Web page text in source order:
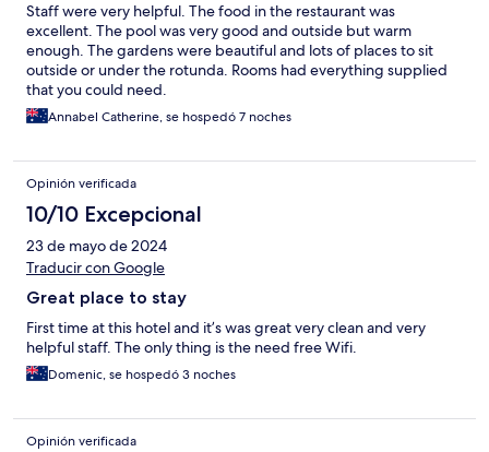
Staff were very helpful. The food in the restaurant was
excellent. The pool was very good and outside but warm
enough. The gardens were beautiful and lots of places to sit
outside or under the rotunda. Rooms had everything supplied
that you could need.
Annabel Catherine, se hospedó 7 noches
Opinión verificada
10/10 Excepcional
23 de mayo de 2024
Traducir con Google
Great place to stay
First time at this hotel and it’s was great very clean and very
helpful staff. The only thing is the need free Wifi.
Domenic, se hospedó 3 noches
Opinión verificada